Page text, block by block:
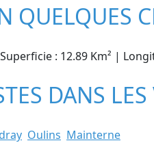
QUELQUES
: 12.89 Km² |
DANS
Oulins Mainterne